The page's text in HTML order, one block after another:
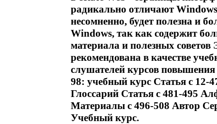
радикально отличают
несомненно, будет полезна и
Windows, так как содержит
материала и полезных
рекомендована в качестве
слушателей курсов
98: учебный курс Статья c 12-
Глоссарий Статья c 481-495
Материалы c 496-508 Автор
Учебный курс.